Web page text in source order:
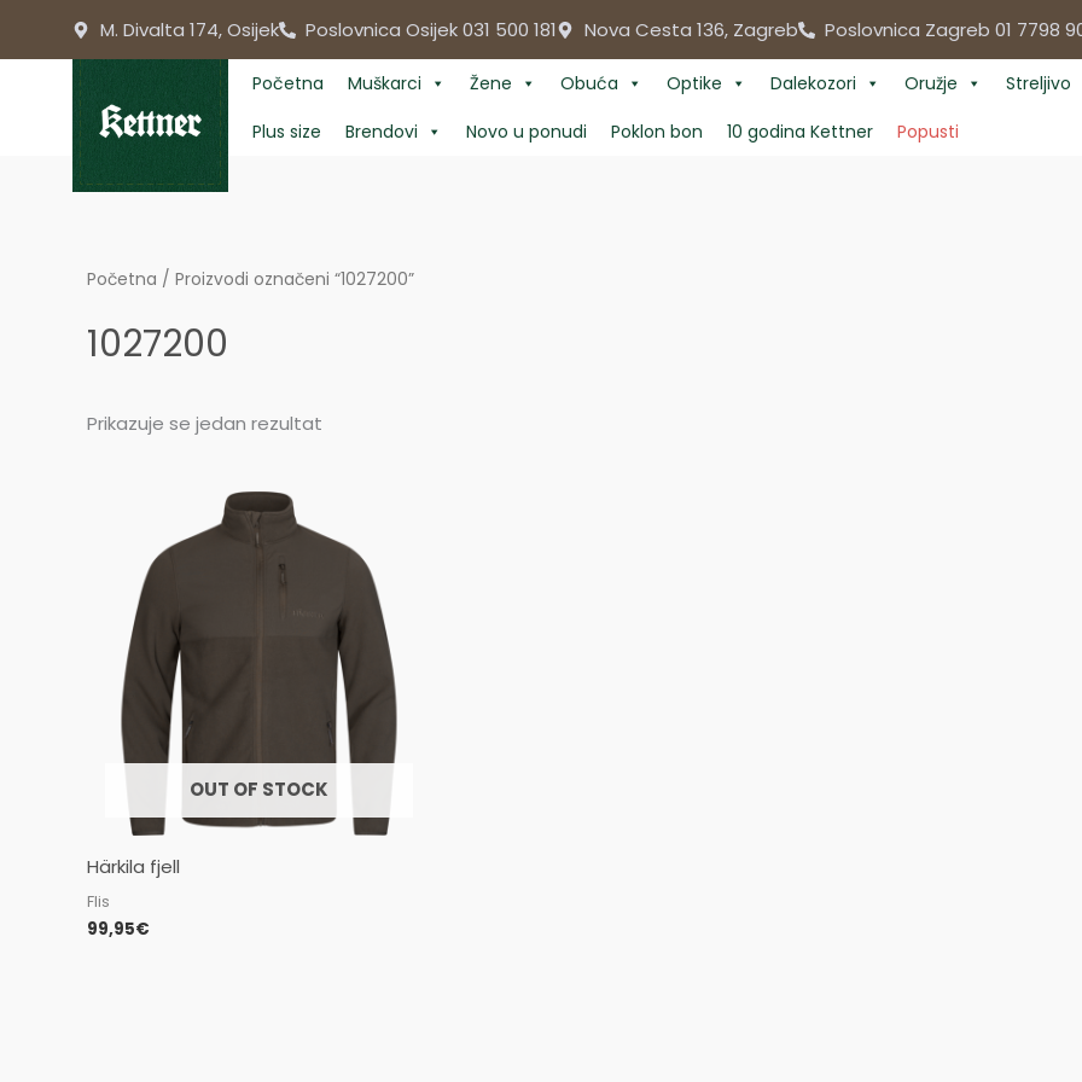
M. Divalta 174, Osijek Poslovnica Osijek 031 500 181 Nova Cesta 136, Zagreb Poslovnica Zagreb 01 7798
Početna Muškarci Žene Obuća Optike Dalekozori Oružje Streljivo
Plus size
Brendovi Novo u ponudi Poklon bon 10 godina Kettner Popusti
Početna / Proizvodi označeni “1027200”
1027200
Prikazuje se jedan rezultat
OUT OF STOCK
Härkila fjell
Flis
99,95€